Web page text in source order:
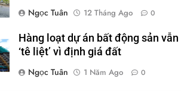
Ngọc Tuân
12 Tháng Ago 0
Hàng loạt dự án bất động sản vẫn
‘tê liệt’ vì định giá đất
Ngọc Tuân
1 Năm Ago 0